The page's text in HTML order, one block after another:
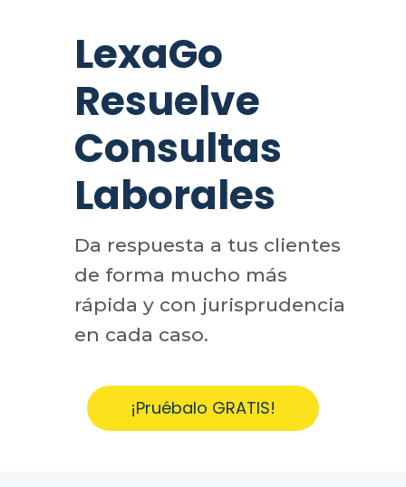
LexaGo
Resuelve
Consultas
Laborales
Da respuesta a tus clientes
de forma mucho más
rápida y con jurisprudencia
en cada caso.
¡Pruébalo GRATIS!